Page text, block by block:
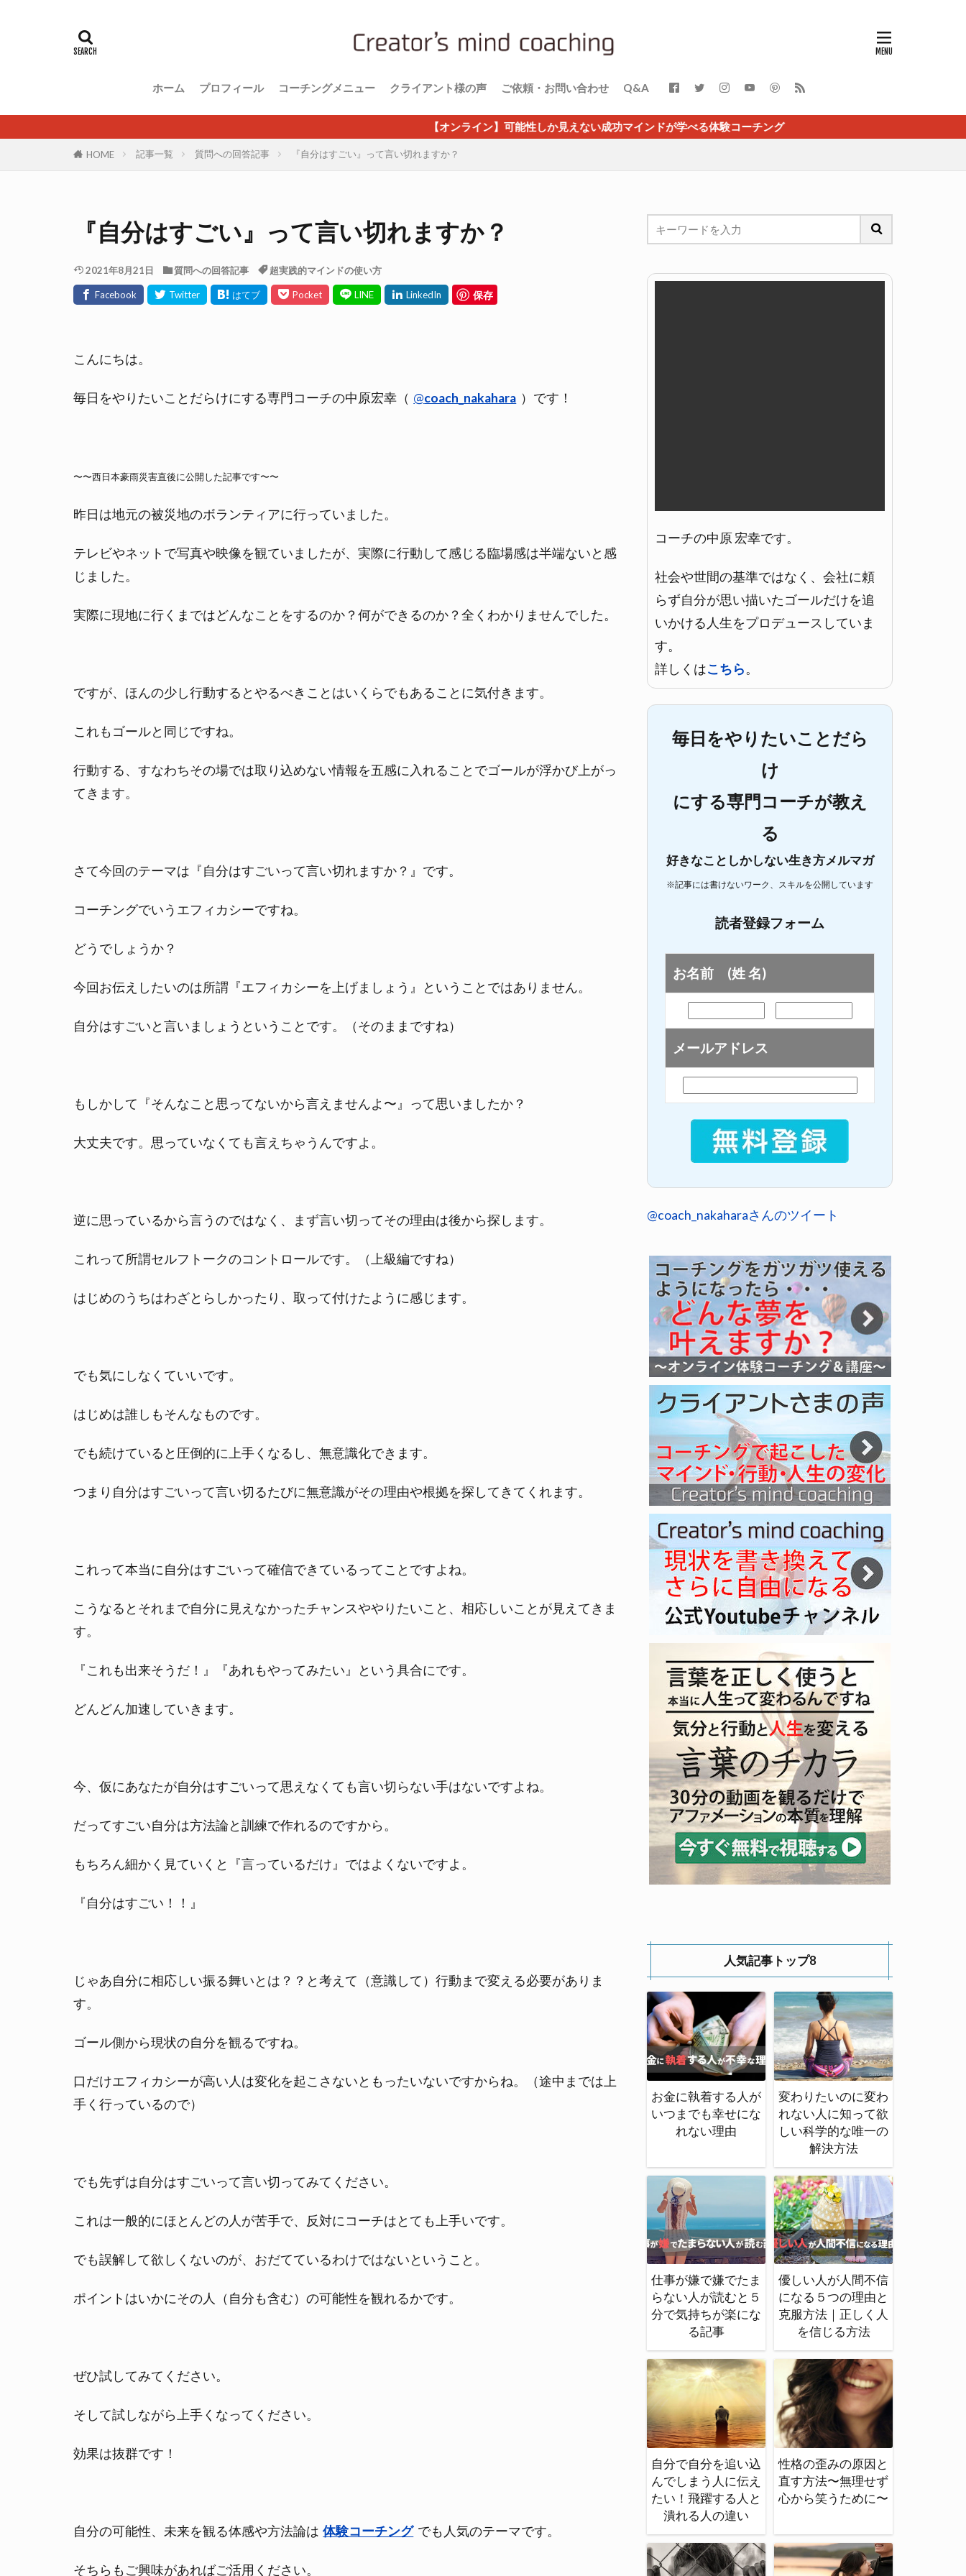
ホーム プロフィール コーチングメニュー クライアント様の声 ご依頼・お問い合わせ Q&A
【オンライン】可能性しか見えない成功マインドが学べる体験コーチング
HOME 記事一覧 質問への回答記事 『自分はすごい』って言い切れますか？
『自分はすごい』って言い切れますか？
2021年8月21日 質問への回答記事 超実践的マインドの使い方
保存
こんにちは。
毎日をやりたいことだらけにする専門コーチの中原宏幸（ @coach_nakahara ）です！
〜〜西日本豪雨災害直後に公開した記事です〜〜
昨日は地元の被災地のボランティアに行っていました。
テレビやネットで写真や映像を観ていましたが、実際に行動して感じる臨場感は半端ないと感
じました。
実際に現地に行くまではどんなことをするのか？何ができるのか？全くわかりませんでした。
ですが、ほんの少し行動するとやるべきことはいくらでもあることに気付きます。
これもゴールと同じですね。
行動する、すなわちその場では取り込めない情報を五感に入れることでゴールが浮かび上がっ
てきます。
さて今回のテーマは『自分はすごいって言い切れますか？』です。
コーチングでいうエフィカシーですね。
どうでしょうか？
今回お伝えしたいのは所謂『エフィカシーを上げましょう』ということではありません。
自分はすごいと言いましょうということです。（そのままですね）
もしかして『そんなこと思ってないから言えませんよ〜』って思いましたか？
大丈夫です。思っていなくても言えちゃうんですよ。
逆に思っているから言うのではなく、まず言い切ってその理由は後から探します。
これって所謂セルフトークのコントロールです。（上級編ですね）
はじめのうちはわざとらしかったり、取って付けたように感じます。
でも気にしなくていいです。
はじめは誰しもそんなものです。
でも続けていると圧倒的に上手くなるし、無意識化できます。
つまり自分はすごいって言い切るたびに無意識がその理由や根拠を探してきてくれます。
これって本当に自分はすごいって確信できているってことですよね。
こうなるとそれまで自分に見えなかったチャンスややりたいこと、相応しいことが見えてきま
す。
『これも出来そうだ！』『あれもやってみたい』という具合にです。
どんどん加速していきます。
今、仮にあなたが自分はすごいって思えなくても言い切らない手はないですよね。
だってすごい自分は方法論と訓練で作れるのですから。
もちろん細かく見ていくと『言っているだけ』ではよくないですよ。
『自分はすごい！！』
じゃあ自分に相応しい振る舞いとは？？と考えて（意識して）行動まで変える必要がありま
す。
ゴール側から現状の自分を観るですね。
口だけエフィカシーが高い人は変化を起こさないともったいないですからね。（途中までは上
手く行っているので）
でも先ずは自分はすごいって言い切ってみてください。
これは一般的にほとんどの人が苦手で、反対にコーチはとても上手いです。
でも誤解して欲しくないのが、おだてているわけではないということ。
ポイントはいかにその人（自分も含む）の可能性を観れるかです。
ぜひ試してみてください。
そして試しながら上手くなってください。
効果は抜群です！
自分の可能性、未来を観る体感や方法論は 体験コーチング でも人気のテーマです。
そちらもご興味があればご活用ください。
コーチの中原 宏幸です。
社会や世間の基準ではなく、会社に頼
らず自分が思い描いたゴールだけを追
いかける人生をプロデュースしていま
す。
詳しくはこちら。
毎日をやりたいことだら
け
にする専門コーチが教え
る
好きなことしかしない生き方メルマガ
※記事には書けないワーク、スキルを公開しています
読者登録フォーム
お名前 (姓 名)
メールアドレス
@coach_nakaharaさんのツイート
人気記事トップ8
お金に執着する人が
いつまでも幸せにな
れない理由
変わりたいのに変わ
れない人に知って欲
しい科学的な唯一の
解決方法
仕事が嫌で嫌でたま
らない人が読むと５
分で気持ちが楽にな
る記事
優しい人が人間不信
になる５つの理由と
克服方法｜正しく人
を信じる方法
自分で自分を追い込
んでしまう人に伝え
たい！飛躍する人と
潰れる人の違い
性格の歪みの原因と
直す方法〜無理せず
心から笑うために〜